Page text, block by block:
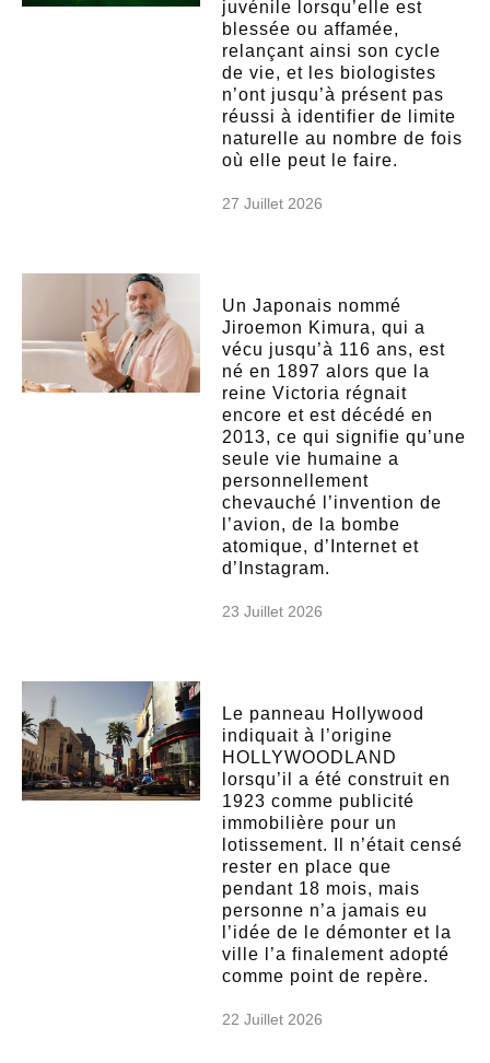
juvénile lorsqu’elle est
blessée ou affamée,
relançant ainsi son cycle
de vie, et les biologistes
n’ont jusqu’à présent pas
réussi à identifier de limite
naturelle au nombre de fois
où elle peut le faire.
27 Juillet 2026
Un Japonais nommé
Jiroemon Kimura, qui a
vécu jusqu’à 116 ans, est
né en 1897 alors que la
reine Victoria régnait
encore et est décédé en
2013, ce qui signifie qu’une
seule vie humaine a
personnellement
chevauché l’invention de
l’avion, de la bombe
atomique, d’Internet et
d’Instagram.
23 Juillet 2026
Le panneau Hollywood
indiquait à l’origine
HOLLYWOODLAND
lorsqu’il a été construit en
1923 comme publicité
immobilière pour un
lotissement. Il n’était censé
rester en place que
pendant 18 mois, mais
personne n’a jamais eu
l’idée de le démonter et la
ville l’a finalement adopté
comme point de repère.
22 Juillet 2026